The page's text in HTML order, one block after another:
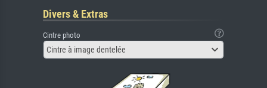
Divers & Extras
Cintre photo
Cintre à image dentelée